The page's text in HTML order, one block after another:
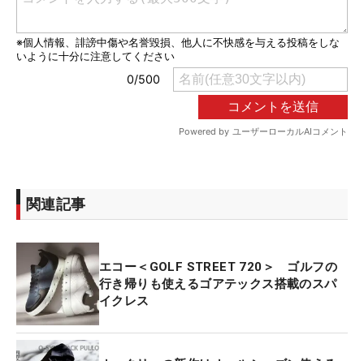
関連記事
エコー＜GOLF STREET 720＞ ゴルフの
行き帰りも使えるゴアテックス搭載のスパ
イクレス